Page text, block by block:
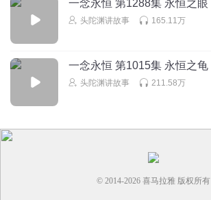
第一百一十五集！
头陀渊讲故事回复 @彡承诺陪伴你一生:
木归木尘归尘
一念永恒 第1288集 永恒之眼
头陀渊讲故事 165.11万
一念永恒 第1015集 永恒之龟
头陀渊讲故事 211.58万
© 2014-2026 喜马拉雅 版权所有